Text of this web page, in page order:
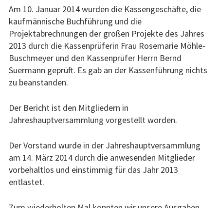
Am 10. Januar 2014 wurden die Kassengeschäfte, die
kaufmännische Buchführung und die
Projektabrechnungen der großen Projekte des Jahres
2013 durch die Kassenprüferin Frau Rosemarie Möhle-
Buschmeyer und den Kassenprüfer Herrn Bernd
Suermann geprüft. Es gab an der Kassenführung nichts
zu beanstanden.
Der Bericht ist den Mitgliedern in
Jahreshauptversammlung vorgestellt worden.
Der Vorstand wurde in der Jahreshauptversammlung
am 14. März 2014 durch die anwesenden Mitglieder
vorbehaltlos und einstimmig für das Jahr 2013
entlastet.